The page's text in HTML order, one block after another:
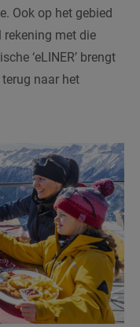
Ook op het gebied
met die
‘eLINER’ brengt
naar het